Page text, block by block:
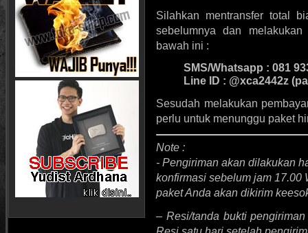
Silahkan mentransfer total
sebelumnya dan
bawah ini :
SMS/Whatsapp : 081
Line ID : @xca2442z
Sesudah melakukan
perlu untuk menunggu paket
Note :
- Pengiriman akan dilakukan
konfirmasi sebelum jam 17.00
paket Anda akan dikirim
– Resi/tanda bukti